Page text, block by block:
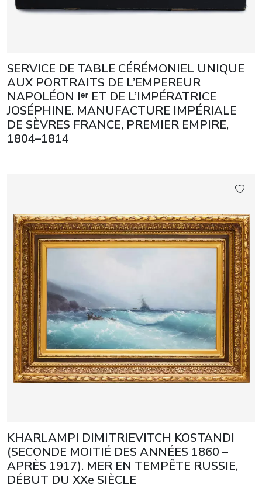
SERVICE DE TABLE CÉRÉMONIEL UNIQUE
AUX PORTRAITS DE L’EMPEREUR
NAPOLÉON Iᵉʳ ET DE L’IMPÉRATRICE
JOSÉPHINE. MANUFACTURE IMPÉRIALE
DE SÈVRES FRANCE, PREMIER EMPIRE,
1804–1814
KHARLAMPI DIMITRIEVITCH KOSTANDI
(SECONDE MOITIÉ DES ANNÉES 1860 –
APRÈS 1917). MER EN TEMPÊTE RUSSIE,
DÉBUT DU XXe SIÈCLE